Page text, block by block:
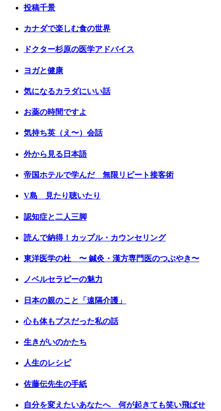
投稿千景
カナダで楽しむ食の世界
ドクター杉原の医学アドバイス
ヨガと健康
気になるカラダにいい話
お薬の時間ですよ
気持ち英（え〜）会話
外から見る日本語
帝国ホテルで学んだ 無限リピート接客術
V島 見たり聴いたり
認知症と二人三脚
読んで納得！カップル・カウンセリング
東洋医学の杜 〜 鍼灸・漢方専門医のつぶやき〜
ノベルセラピーの魅力
日本の親のこと「遠隔介護」
心も体もブスだった私の話
生きがいのかたち
人生のレシピ
佐藤伝先生の手紙
自分を変えたいあなたへ 何が起きても笑い飛ばせ